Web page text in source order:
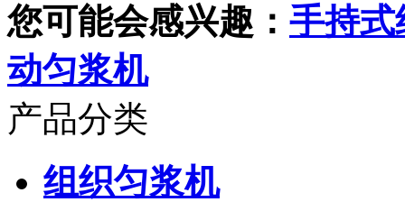
您可能会感兴趣： 手持式
动匀浆机
产品分类
组织匀浆机